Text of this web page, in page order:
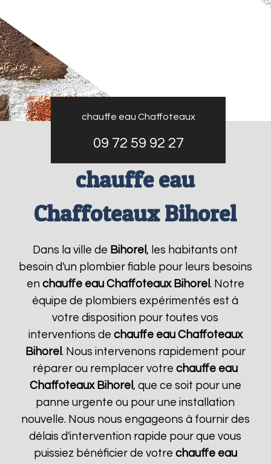
chauffe eau Chaffoteaux
09 72 59 92 27
chauffe eau
Chaffoteaux Bihorel
Dans la ville de Bihorel, les habitants ont
besoin d'un plombier fiable pour leurs besoins
en chauffe eau Chaffoteaux Bihorel . Notre
équipe de plombiers expérimentés est à
votre disposition pour toutes vos
interventions de chauffe eau Chaffoteaux
Bihorel . Nous intervenons rapidement pour
réparer ou remplacer votrechauffe eau
Chaffoteaux Bihorel , que ce soit pour une
panne urgente ou pour une installation
nouvelle. Nous nous engageons à fournir des
délais d'intervention rapide pour que vous
puissiez bénéficier de votre chauffe eau